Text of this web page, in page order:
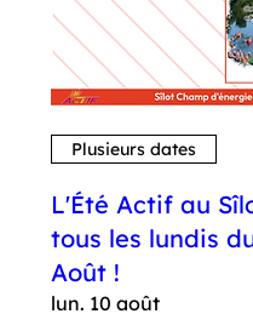
Plusieurs dates
L'Été Actif au
tous les lundis
Août !
lun. 10 août